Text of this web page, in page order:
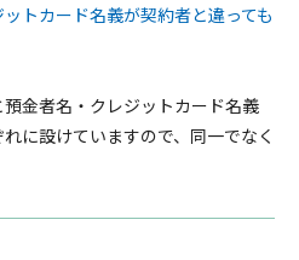
トカード名義が契約者と違っても
金者名・クレジットカード名義
に設けていますので、同一でなく